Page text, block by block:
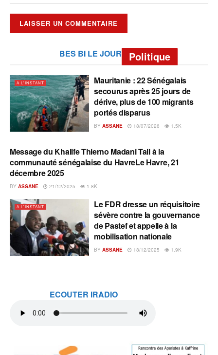
BES BI LE JOUR Politique
A L'INSTANT
Mauritanie : 22 Sénégalais
secourus après 25 jours de
dérive, plus de 100 migrants
portés disparus
BY ASSANE 18/07/2026 1.5K
A L'INSTANT
Message du Khalife Thierno Madani Tall à la
communauté sénégalaise du HavreLe Havre, 21
décembre 2025
BY ASSANE 21/12/2025 1.8K
A L'INSTANT
Le FDR dresse un réquisitoire
sévère contre la gouvernance
de Pastef et appelle à la
mobilisation nationale
BY ASSANE 18/12/2025 1.9K
ECOUTER IRADIO